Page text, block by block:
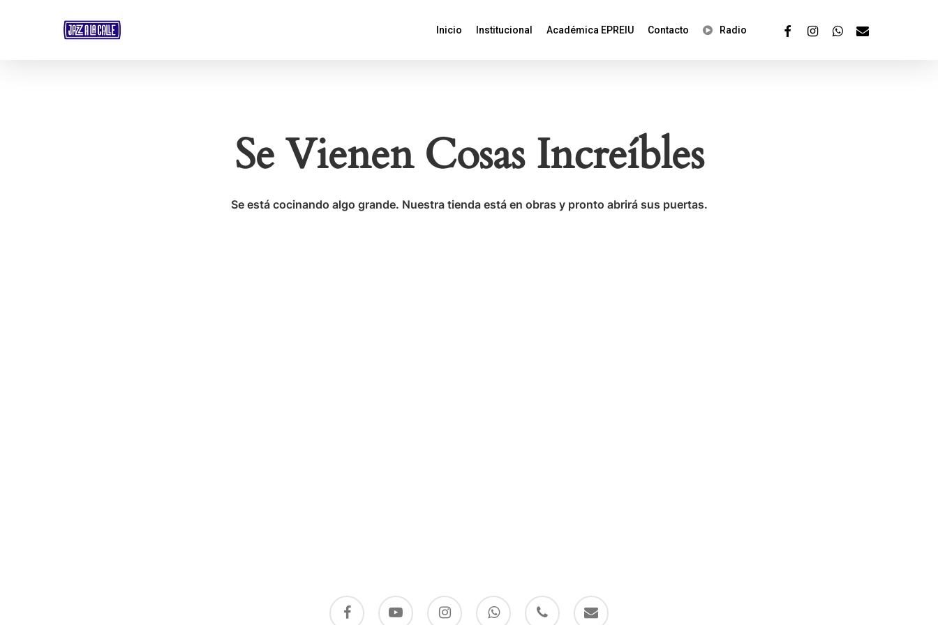
Inicio Institucional Académica EPREIU Contacto Radio FacebookInstagramWhatsapp
Email
Se Vienen Cosas Increíbles
Se está cocinando algo grande. Nuestra tienda está en obras y pronto abrirá sus puertas.
facebook youtube instagram whatsapp phone email